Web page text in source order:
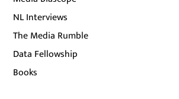
NL Interviews
The Media Rumble
Data Fellowship
Books